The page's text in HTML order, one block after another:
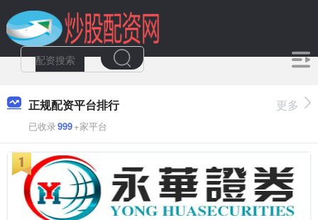
正规配资平台排行
已收录999+家平台
更多